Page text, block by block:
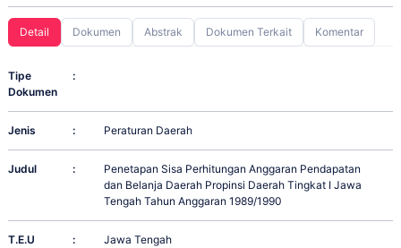
Detail Dokumen Abstrak Dokumen Terkait Komentar
Tipe
Dokumen
:
Jenis : Peraturan Daerah
Judul :
Penetapan Sisa Perhitungan Anggaran Pendapatan
dan Belanja Daerah Propinsi Daerah Tingkat I Jawa
Tengah Tahun Anggaran 1989/1990
T.E.U : Jawa Tengah